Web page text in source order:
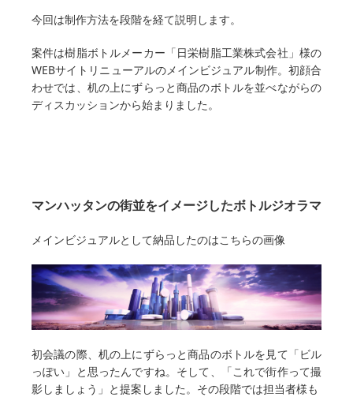
今回は制作方法を段階を経て説明します。
案件は樹脂ボトルメーカー「日栄樹脂工業株式会社」様の
WEBサイトリニューアルのメインビジュアル制作。初顔合
わせでは、机の上にずらっと商品のボトルを並べながらの
ディスカッションから始まりました。
マンハッタンの街並をイメージしたボトルジオラマ
メインビジュアルとして納品したのはこちらの画像
初会議の際、机の上にずらっと商品のボトルを見て「ビル
っぽい」と思ったんですね。そして、「これで街作って撮
影しましょう」と提案しました。その段階では担当者様も